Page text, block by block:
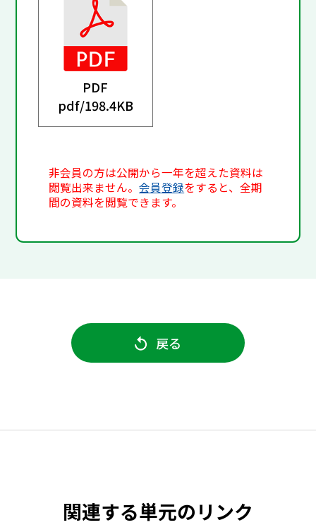
PDF
pdf/198.4KB
非会員の方は公開から一年を超えた資料は
閲覧出来ません。会員登録をすると、全期
間の資料を閲覧できます。
戻る
関連する単元のリンク